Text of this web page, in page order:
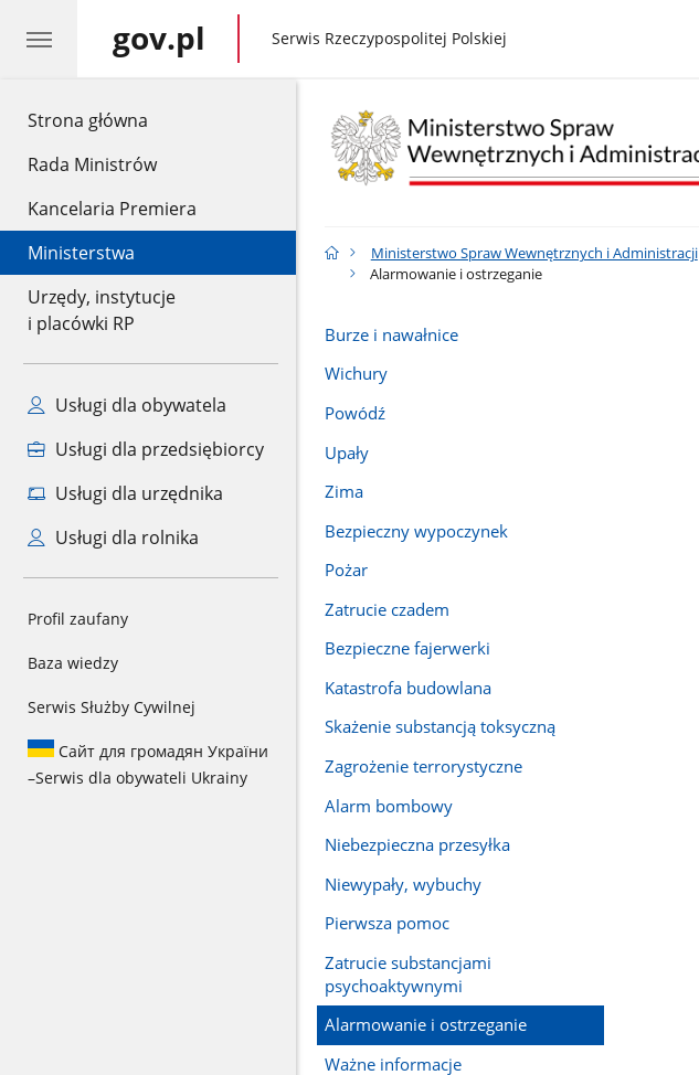
Strona główna
Rada Ministrów
Kancelaria Premiera
Ministerstwa
Urzędy, instytucje
i placówki RP
Usługi dla obywatela
Usługi dla przedsiębiorcy
Usługi dla urzędnika
Usługi dla rolnika
Profil zaufany
Baza wiedzy
Serwis Służby Cywilnej
Сайт для громадян України
–Serwis dla obywateli Ukrainy
gov.pl gov.pl
Serwis Rzeczypospolitej Polskiej
Ministerstwo Spraw Wewnętrznych i Administracji
Alarmowanie i ostrzeganie
Burze i nawałnice
Wichury
Powódź
Upały
Zima
Bezpieczny wypoczynek
Pożar
Zatrucie czadem
Bezpieczne fajerwerki
Katastrofa budowlana
Skażenie substancją toksyczną
Zagrożenie terrorystyczne
Alarm bombowy
Niebezpieczna przesyłka
Niewypały, wybuchy
Pierwsza pomoc
Zatrucie substancjami
psychoaktywnymi
Alarmowanie i ostrzeganie
Ważne informacje